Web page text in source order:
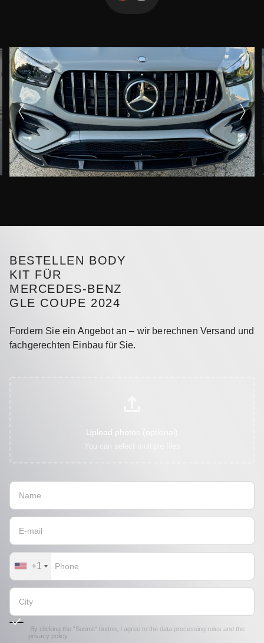
BESTELLEN BODY
KIT FÜR
MERCEDES-BENZ
GLE COUPE 2024
Fordern Sie ein Angebot an – wir berechnen Versand und
fachgerechten Einbau für Sie.
Upload photos (optional)
You can select multiple files
+1
By clicking the "Submit" button, I agree to the data processing rules and the
privacy policy